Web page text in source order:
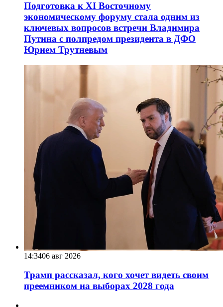
Подготовка к XI Восточному
экономическому форуму стала одним из
ключевых вопросов встречи Владимира
Путина с полпредом президента в ДФО
Юрием Трутневым
14:3406 авг 2026
Трамп рассказал, кого хочет видеть своим
преемником на выборах 2028 года